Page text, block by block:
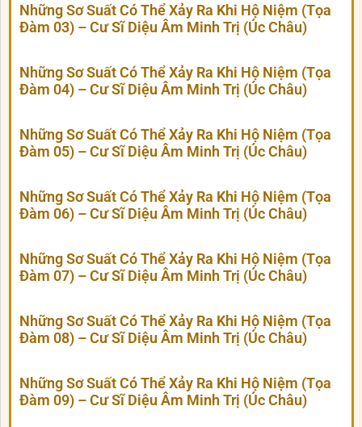
Những Sơ Suất Có Thể Xảy Ra Khi Hộ Niệm (Tọa
Đàm 03) – Cư Sĩ Diệu Âm Minh Trị (Úc Châu)
Những Sơ Suất Có Thể Xảy Ra Khi Hộ Niệm (Tọa
Đàm 04) – Cư Sĩ Diệu Âm Minh Trị (Úc Châu)
Những Sơ Suất Có Thể Xảy Ra Khi Hộ Niệm (Tọa
Đàm 05) – Cư Sĩ Diệu Âm Minh Trị (Úc Châu)
Những Sơ Suất Có Thể Xảy Ra Khi Hộ Niệm (Tọa
Đàm 06) – Cư Sĩ Diệu Âm Minh Trị (Úc Châu)
Những Sơ Suất Có Thể Xảy Ra Khi Hộ Niệm (Tọa
Đàm 07) – Cư Sĩ Diệu Âm Minh Trị (Úc Châu)
Những Sơ Suất Có Thể Xảy Ra Khi Hộ Niệm (Tọa
Đàm 08) – Cư Sĩ Diệu Âm Minh Trị (Úc Châu)
Những Sơ Suất Có Thể Xảy Ra Khi Hộ Niệm (Tọa
Đàm 09) – Cư Sĩ Diệu Âm Minh Trị (Úc Châu)